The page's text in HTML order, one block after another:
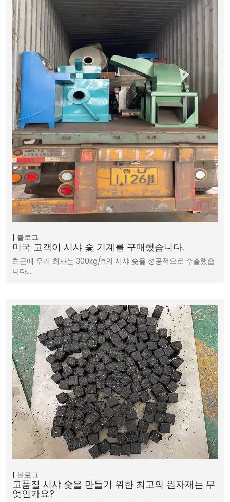
블로그
미국 고객이 시샤 숯 기계를 구매했습니다.
최근에 우리 회사는 300kg/h의 시샤 숯을 성공적으로 수출했습
니다…
블로그
고품질 시샤 숯을 만들기 위한 최고의 원자재는 무
엇인가요?